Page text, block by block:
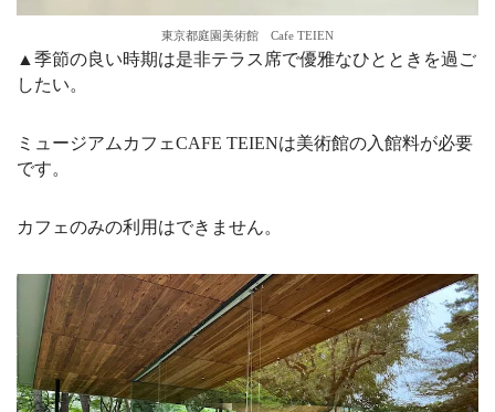
東京都庭園美術館 Cafe TEIEN
▲季節の良い時期は是非テラス席で優雅なひとときを過ご
したい。
ミュージアムカフェCAFE TEIENは美術館の入館料が必要
です。
カフェのみの利用はできません。